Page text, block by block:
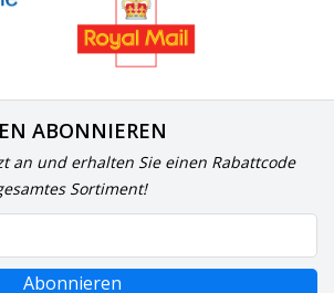
ABONNIEREN
an und erhalten Sie einen Rabattcode
Sortiment!
Abonnieren